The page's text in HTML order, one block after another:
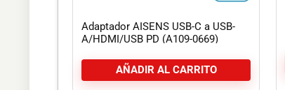
Adaptador AISENS USB-C a USB-
A/HDMI/USB PD (A109-0669)
AÑADIR AL CARRITO